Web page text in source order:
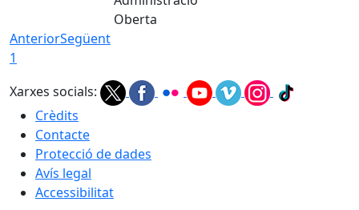
Oberta
AnteriorSegüent
1
Xarxes socials:
Crèdits
Contacte
Protecció de dades
Avís legal
Accessibilitat